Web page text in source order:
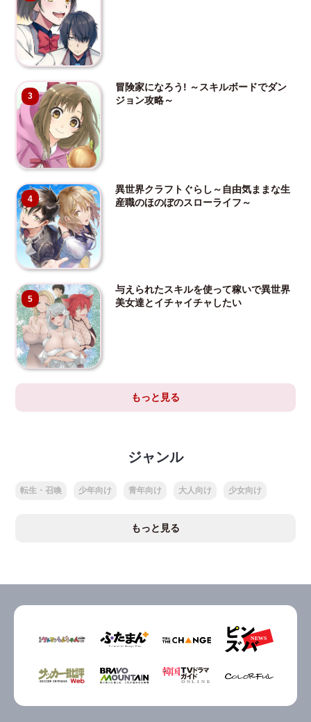
3
冒険家になろう! ～スキルボードでダン
ジョン攻略～
4
異世界クラフトぐらし～自由気ままな生
産職のほのぼのスローライフ～
5
与えられたスキルを使って稼いで異世界
美女達とイチャイチャしたい
もっと見る
ジャンル
転生・召喚 少年向け 青年向け 大人向け 少女向け
もっと見る